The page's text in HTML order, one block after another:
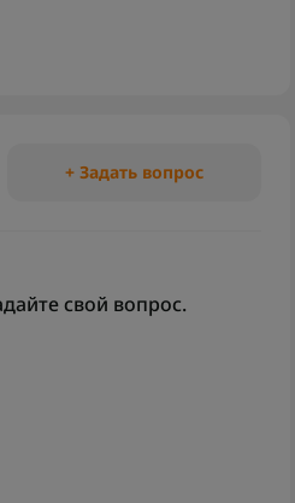
+ Задать вопрос
свой вопрос.